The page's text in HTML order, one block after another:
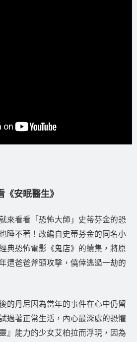
安眠醫生》
來看看「恐怖大師」史蒂芬金的恐
睡不著！改編自史蒂芬金的同名小
典恐怖電影《鬼店》的續集，將原
遭爸爸斧頭攻擊，僥倖逃過一劫的
的丹尼因為當年的事件在心中仍留
過著正常生活，內心最深處的恐懼
』能力的少女艾柏拉而浮現，因為